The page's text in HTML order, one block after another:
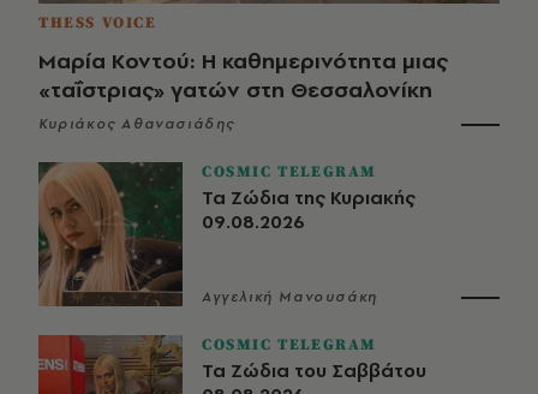
THESS VOICE
Μαρία Κοντού: Η καθημερινότητα μιας
«ταΐστριας» γατών στη Θεσσαλονίκη
Κυριάκος Αθανασιάδης
COSMIC TELEGRAM
Τα Ζώδια της Κυριακής
09.08.2026
Αγγελική Μανουσάκη
COSMIC TELEGRAM
Τα Ζώδια του Σαββάτου